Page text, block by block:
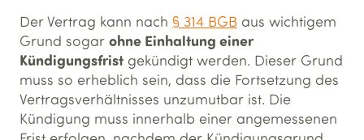
Der Vertrag kann nach § 314 BGB aus wichtigem
Grund sogar ohne Einhaltung einer
Kündigungsfrist gekündigt werden. Dieser Grund
muss so erheblich sein, dass die Fortsetzung des
Vertragsverhältnisses unzumutbar ist. Die
Kündigung muss innerhalb einer angemessenen